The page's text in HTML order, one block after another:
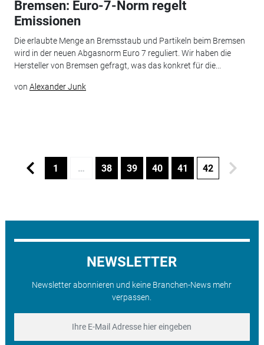
Bremsen: Euro-7-Norm regelt
Emissionen
Die erlaubte Menge an Bremsstaub und Partikeln beim Bremsen
wird in der neuen Abgasnorm Euro 7 reguliert. Wir haben die
Hersteller von Bremsen gefragt, was das konkret für die...
von Alexander Junk
1 … 38 39 40 41 42
NEWSLETTER
Newsletter abonnieren und keine Branchen-News mehr
verpassen.